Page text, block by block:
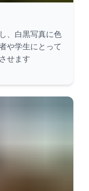
、白黒写真に色
や学生にとって
せます